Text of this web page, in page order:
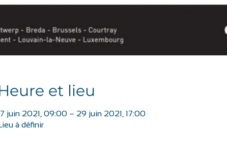
et lieu
juin 2021, 09:00 – 29 juin 2021, 17:00
à définir